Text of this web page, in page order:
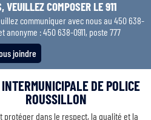
VEUILLEZ COMPOSER LE 911
communiquer avec nous au 450 638-
anonyme : 450 638-0911, poste 777
joindre
INTERMUNICIPALE DE POLICE
ROUSSILLON
protéger dans le respect, la qualité et la